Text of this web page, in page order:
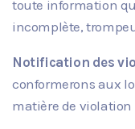
toute information
incomplète,
Notification des
conformerons aux
matière de violation